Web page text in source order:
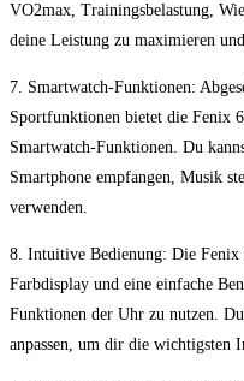
VO2max, Trainingsbelastung,
deine​ Leistung​ zu maximieren
7. Smartwatch-Funktionen:‌
Sportfunktionen bietet die Fenix⁤
Smartwatch-Funktionen. Du
Smartphone empfangen, Musik
verwenden.
8. Intuitive Bedienung: Die ‍Fenix
Farbdisplay und⁣ eine einfache
⁣Funktionen der Uhr ⁤zu nutzen.
anpassen, um ⁣dir die wichtigsten